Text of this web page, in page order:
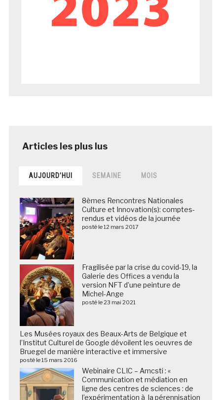
AUJOURD’HUI SEMAINE MOIS
8èmes Rencontres Nationales
Culture et Innovation(s): comptes-
rendus et vidéos de la journée
posté le 12 mars 2017
Fragilisée par la crise du covid-19, la
Galerie des Offices a vendu la
version NFT d’une peinture de
Michel-Ange
posté le 23 mai 2021
Les Musées royaux des Beaux-Arts de Belgique et
l’Institut Culturel de Google dévoilent les oeuvres de
Bruegel de manière interactive et immersive
posté le 15 mars 2016
Webinaire CLIC – Amcsti : «
Communication et médiation en
ligne des centres de sciences : de
l’expérimentation à la pérennisation